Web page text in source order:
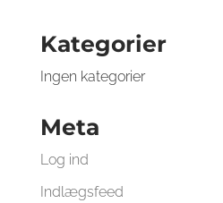
Kate­go­ri­er
Ingen kategorier
Meta
Log ind
Indlægsfeed